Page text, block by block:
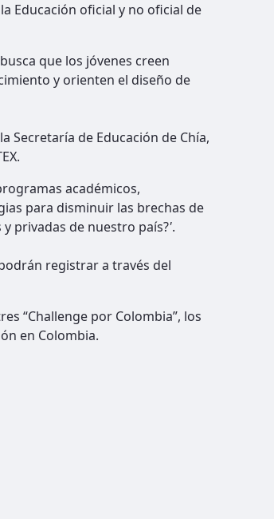
Educación oficial y no oficial de
que los jóvenes creen
y orienten el diseño de
Secretaría de Educación de Chía,
académicos,
para disminuir las brechas de
privadas de nuestro país?'.
registrar a través del
“Challenge por Colombia”, los
en Colombia.